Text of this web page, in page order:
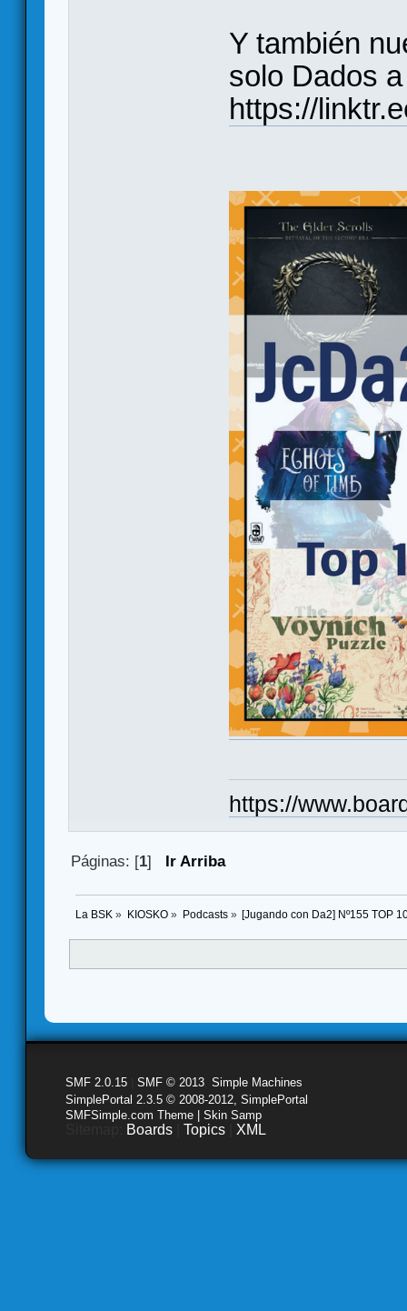
Y también
solo Dados
https://
https://
Páginas: [1] Ir Arriba
La BSK » KIOSKO» Podcasts» [Jugando con Da2] Nº155 TOP
SMF 2.0.15 SMF © 2013 Simple Machines
SimplePortal 2.3.5 © 2008-2012, SimplePortal
SMFSimple.com Theme | Skin Samp
Boards Topics XML